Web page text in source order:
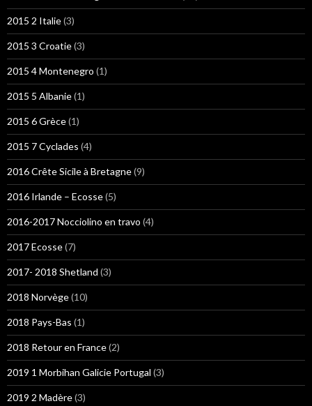
2015 2 Italie(3)
2015 3 Croatie(3)
2015 4 Montenegro (1)
2015 5 Albanie(1)
2015 6 Grèce(1)
2015 7 Cyclades (4)
2016 Crête Sicile à Bretagne(9)
2016 Irlande – Ecosse(5)
2016-2017 Nocciolino en travo (4)
2017 Ecosse(7)
2017- 2018 Shetland (3)
2018 Norvège(10)
2018 Pays-Bas (1)
2018 Retour en France(2)
2019 1 Morbihan Galicie Portugal (3)
2019 2 Madère(3)